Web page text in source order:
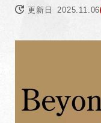
更新日 2025.11.06